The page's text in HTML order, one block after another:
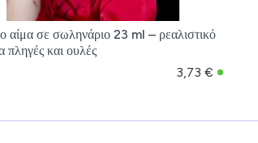
αίμα σε σωληνάριο 23 ml – ρεαλιστικό
πληγές και ουλές
3,73 €